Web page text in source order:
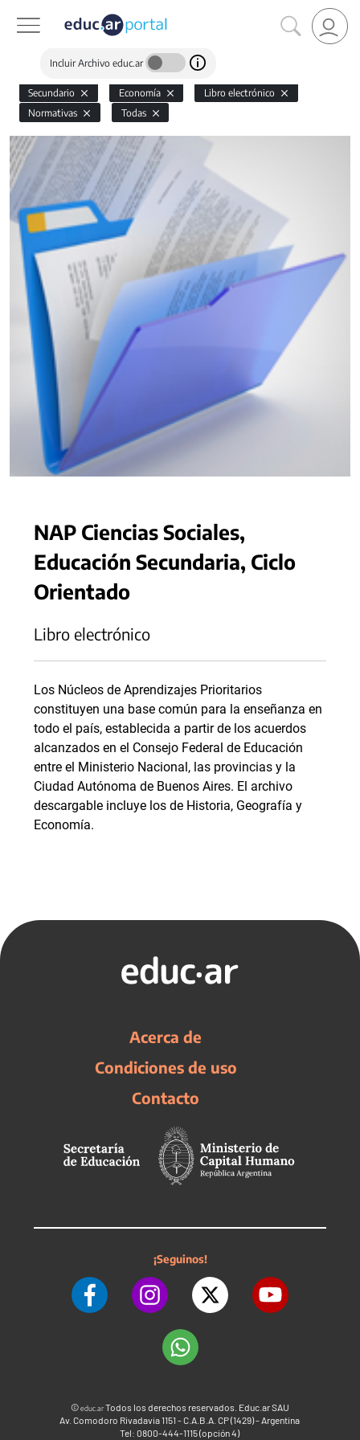
Incluir Archivo educ.ar
Secundario Economía
Libro electrónico
Normativas
Todas
NAP Ciencias Sociales,
Educación Secundaria, Ciclo
Orientado
Libro electrónico
Los Núcleos de Aprendizajes Prioritarios
constituyen una base común para la enseñanza en
todo el país, establecida a partir de los acuerdos
alcanzados en el Consejo Federal de Educación
entre el Ministerio Nacional, las provincias y la
Ciudad Autónoma de Buenos Aires. El archivo
descargable incluye los de Historia, Geografía y
Economía.
Acerca de
Condiciones de uso
Contacto
¡Seguinos!
©educ.arTodos los derechos reservados. Educ.ar SAU
Av. Comodoro Rivadavia 1151 - C.A.B.A. CP (1429) - Argentina
Tel: 0800-444-1115 (opción 4)